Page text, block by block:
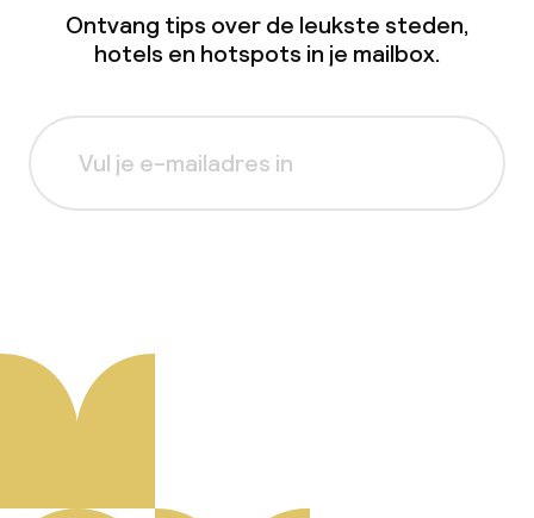
Ontvang tips over de leukste steden,
hotels en hotspots in je mailbox.